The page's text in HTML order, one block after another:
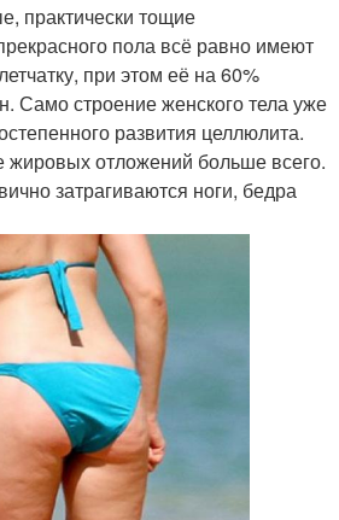
практически тощие
пола всё равно имеют
при этом её на 60%
Само строение женского тела уже
развития целлюлита.
жировых отложений больше всего.
затрагиваются ноги, бедра